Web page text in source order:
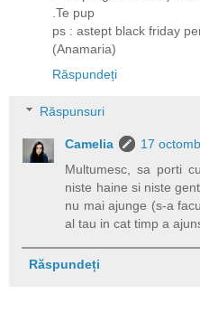
.Te pup
ps : astept black friday
(Anamaria)
Răspundeți
Răspunsuri
Camelia
17
Multumesc, sa porti
niste haine si niste
nu mai ajunge (s-a
al tau in cat timp a
Răspundeți